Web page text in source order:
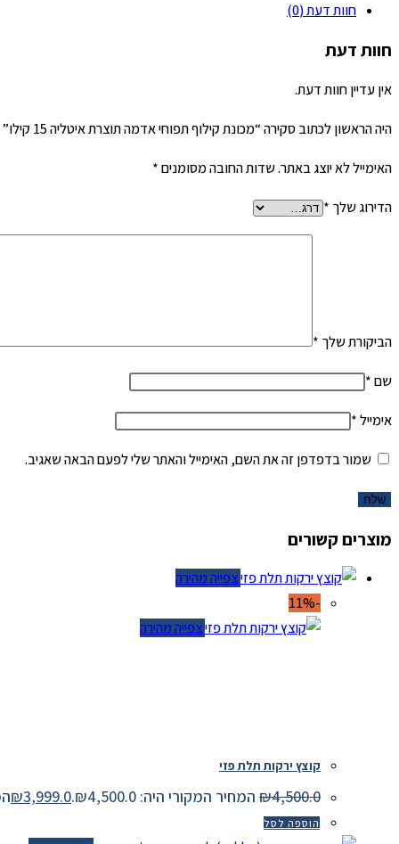
חוות דעת (0)
חוות דעת
אין עדיין חוות דעת.
היה הראשון לכתוב סקירה “מכונת קילוף תפוחי אדמה תוצרת איטליה 15 קילו”
האימייל לא יוצג באתר.שדות החובה מסומנים*
הדירוג שלך*
הביקורת שלך*
שם*
אימייל*
שמור בדפדפן זה את השם, האימייל והאתר שלי לפעם הבאה שאגיב.
מוצרים קשורים
צפייה מהירה
צפייה מהירה
קוצץ ירקות תלת פזי
₪4,500.0 המחיר המקורי היה: ₪4,500.0. ₪3,999.0
הוספה לסל